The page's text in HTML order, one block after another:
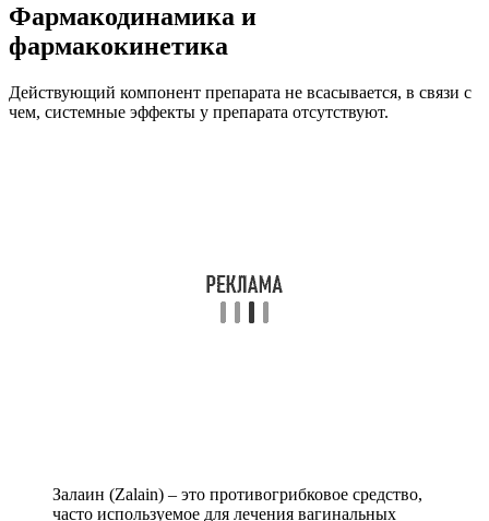
Фармакодинамика и
фармакокинетика
Действующий компонент препарата не всасывается, в связи с
чем, системные эффекты у препарата отсутствуют.
Залаин (Zalain) – это противогрибковое средство,
часто используемое для лечения вагинальных